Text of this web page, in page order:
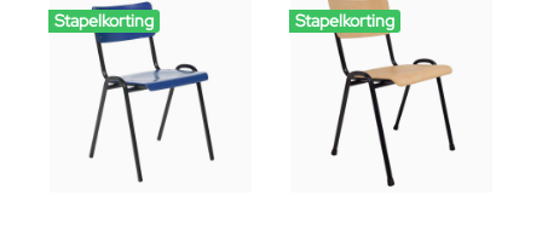
Stapelkorting Stapelkorting